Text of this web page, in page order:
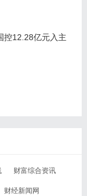
控12.28亿元入主
财富综合资讯
财经新闻网